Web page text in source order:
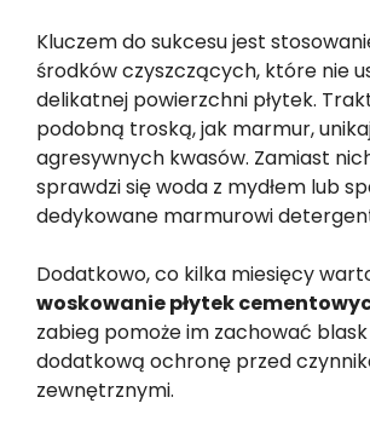
Kluczem do sukcesu jest
środków czyszczących, które nie
delikatnej powierzchni płytek.
podobną troską, jak marmur,
agresywnych kwasów. Zamiast
sprawdzi się woda z mydłem lub
dedykowane marmurowi
Dodatkowo, co kilka miesięcy
woskowanie płytek
zabieg pomoże im zachować
dodatkową ochronę przed
zewnętrznymi.